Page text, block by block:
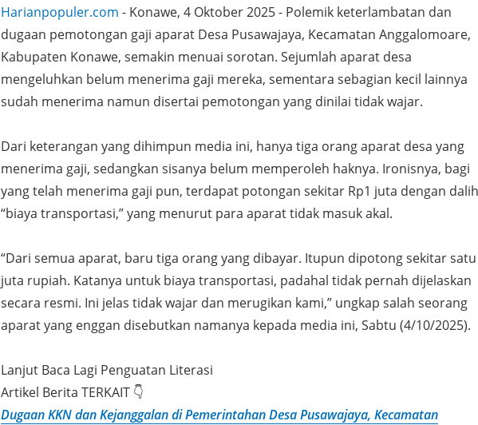
Harianpopuler.com - Konawe, 4 Oktober 2025 - Polemik keterlambatan dan
dugaan pemotongan gaji aparat Desa Pusawajaya, Kecamatan Anggalomoare,
Kabupaten Konawe, semakin menuai sorotan. Sejumlah aparat desa
mengeluhkan belum menerima gaji mereka, sementara sebagian kecil lainnya
sudah menerima namun disertai pemotongan yang dinilai tidak wajar.
Dari keterangan yang dihimpun media ini, hanya tiga orang aparat desa yang
menerima gaji, sedangkan sisanya belum memperoleh haknya. Ironisnya, bagi
yang telah menerima gaji pun, terdapat potongan sekitar Rp1 juta dengan dalih
“biaya transportasi,” yang menurut para aparat tidak masuk akal.
“Dari semua aparat, baru tiga orang yang dibayar. Itupun dipotong sekitar satu
juta rupiah. Katanya untuk biaya transportasi, padahal tidak pernah dijelaskan
secara resmi. Ini jelas tidak wajar dan merugikan kami,” ungkap salah seorang
aparat yang enggan disebutkan namanya kepada media ini, Sabtu (4/10/2025).
Lanjut Baca Lagi Penguatan Literasi
Artikel Berita TERKAIT 👇
Dugaan KKN dan Kejanggalan di Pemerintahan Desa Pusawajaya, Kecamatan